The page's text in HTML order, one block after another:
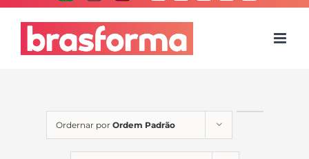
Ordernar por Ordem Padrão